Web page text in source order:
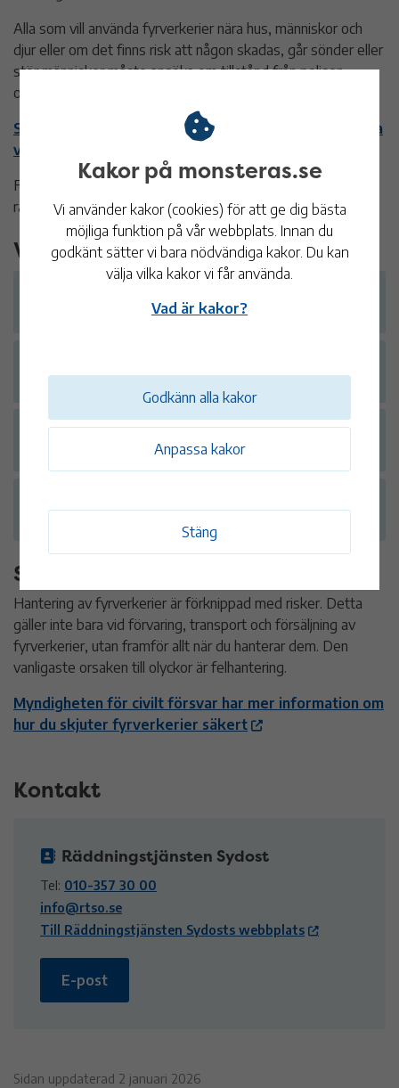
Alla som vill använda fyrverkerier nära hus, människor och
djur eller om det finns risk att någon skadas, går sönder eller
stör människor måste ansöka om tillstånd från polisen
oavsett tid och dag.
Sök tillstånd hos polisen för att använda pyrotekniska
varor
För att sälja fyrverkerier behöver du tillstånd från
räddningstjänsten.
Vanliga frågor och svar
använda fyrverkerier?
fyrverkerier?
Finns det kommuner som infört totalförbud
mot fyrverkerier?
Så skjuter du fyrverkerier säkert
Hantering av fyrverkerier är förknippad med risker. Detta
gäller inte bara vid förvaring, transport och försäljning av
fyrverkerier, utan framför allt när du hanterar dem. Den
vanligaste orsaken till olyckor är felhantering.
Myndigheten för civilt försvar har mer information om
hur du skjuter fyrverkerier säkert
Kontakt
Räddningstjänsten Sydost
Tel: 010-357 30 00
info@rtso.se
Till Räddningstjänsten Sydosts webbplats
E-post
Sidan uppdaterad 2 januari 2026
Kakor på monsteras.se
Vi använder kakor (cookies) för att ge dig bästa
möjliga funktion på vår webbplats. Innan du
godkänt sätter vi bara nödvändiga kakor. Du kan
välja vilka kakor vi får använda.
Vad är kakor?
Anpassa kakor
Stäng
Godkänn alla kakor